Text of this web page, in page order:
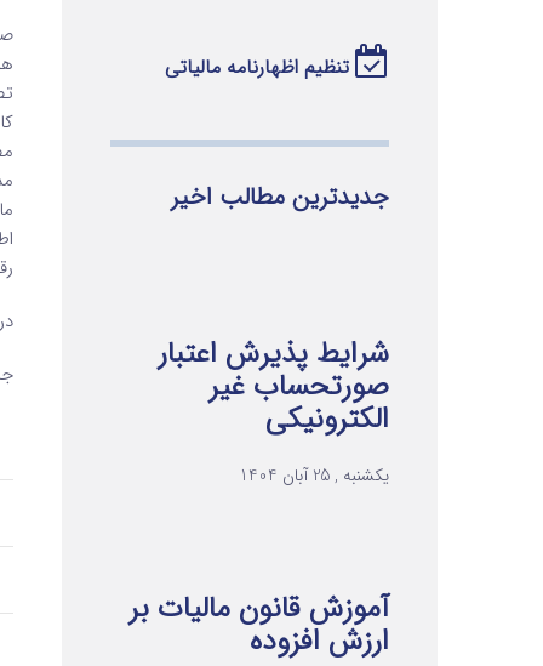
جدول 1:
تنظیم اظهارنامه مالیاتی
جدیدترین مطالب اخیر
شرایط پذیرش اعتبار
صورتحساب غیر
الکترونیکی
یکشنبه , 25 آبان 1404
آموزش قانون مالیات بر
ارزش افزوده